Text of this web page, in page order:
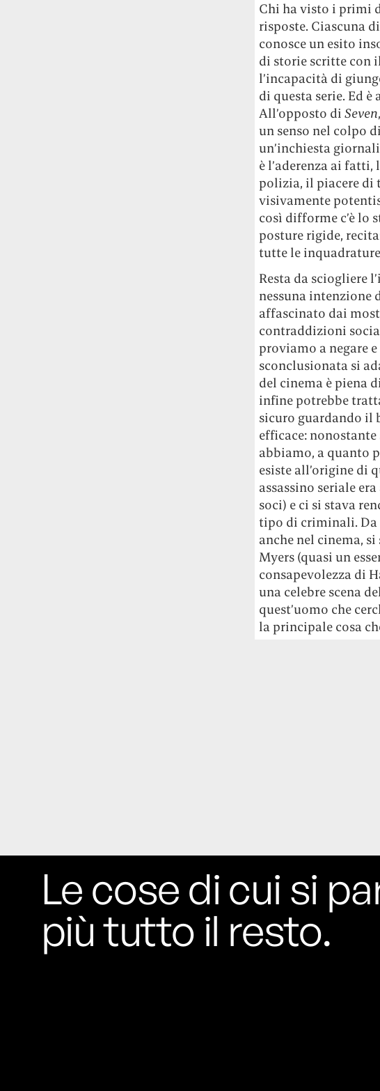
Chi ha visto i primi
risposte. Ciascuna
conosce un esito
di storie scritte con
l’incapacità di
di questa serie. Ed
All’opposto di Seven
un senso nel colpo
un’inchiesta
è l’aderenza ai
polizia, il piacere di
visivamente
così difforme c’è lo
posture rigide,
tutte le
Resta da sciogliere
nessuna intenzione
affascinato dai
contraddizioni
proviamo a negare
sconclusionata si
del cinema è piena
infine potrebbe
sicuro guardando il
efficace:
abbiamo, a quanto
esiste all’origine di
assassino seriale
soci) e ci si stava
tipo di criminali. Da
anche nel cinema,
Myers (quasi un
consapevolezza di
una celebre scena
quest’uomo che
la principale cosa
Le cose di cui si
più tutto il resto.